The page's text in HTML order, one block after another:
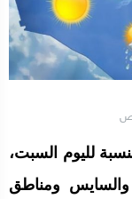
لليوم السبت،
ومناطق